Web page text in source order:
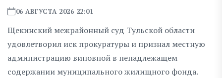
06 АВГУСТА 2026 22:01
Щекинский межрайонный суд Тульской области
удовлетворил иск прокуратуры и признал местную
администрацию виновной в ненадлежащем
содержании муниципального жилищного фонда.